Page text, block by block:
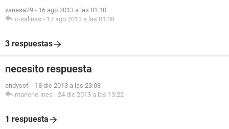
vanesa29 - 16 ago 2013 a las 01:10
c-salinas - 17 ago 2013 a las 01:08
3 respuestas
necesito respuesta
andysofi - 18 dic 2013 a las 23:08
marlene-ines - 24 dic 2013 a las 13:22
1 respuesta